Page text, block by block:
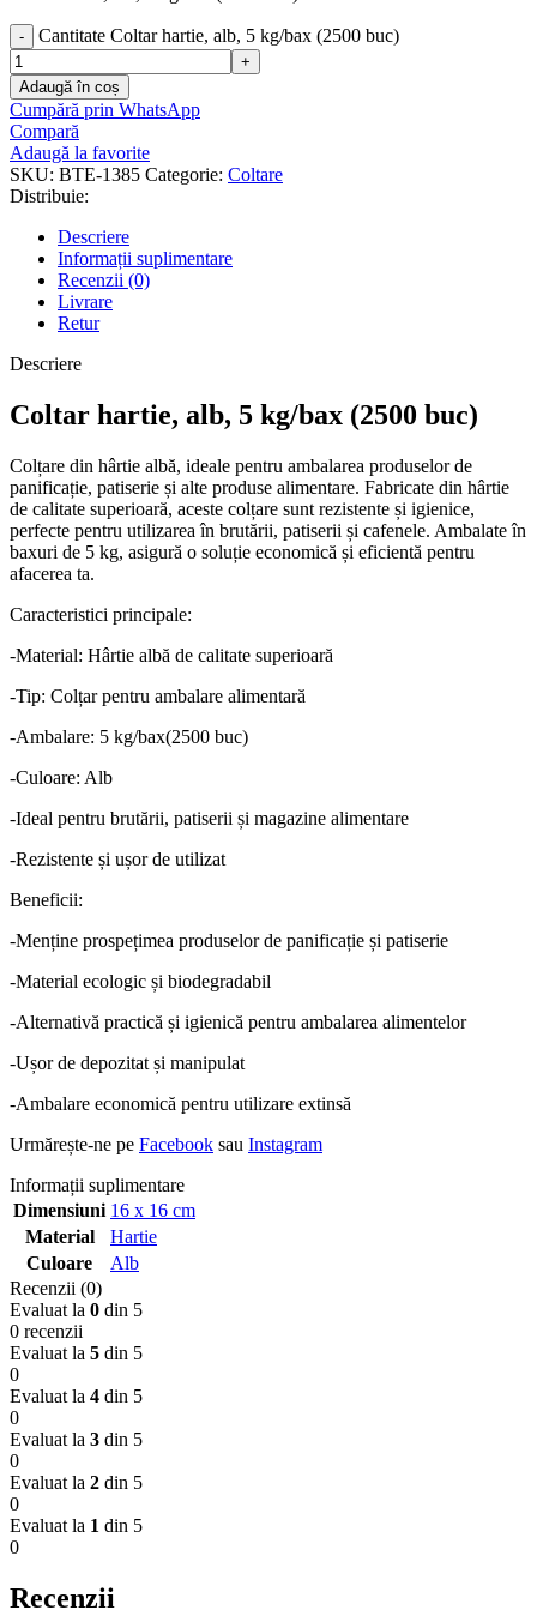
Cantitate Coltar hartie, alb, 5 kg/bax (2500 buc)
Adaugă în coș
Cumpără prin WhatsApp
Compară
Adaugă la favorite
SKU: BTE-1385 Categorie: Coltare
Distribuie:
Descriere
Informații suplimentare
Recenzii (0)
Livrare
Retur
Descriere
Coltar hartie, alb, 5 kg/bax (2500 buc)
Colțare din hârtie albă, ideale pentru ambalarea produselor de
panificație, patiserie și alte produse alimentare. Fabricate din hârtie
de calitate superioară, aceste colțare sunt rezistente și igienice,
perfecte pentru utilizarea în brutării, patiserii și cafenele. Ambalate în
baxuri de 5 kg, asigură o soluție economică și eficientă pentru
afacerea ta.
Caracteristici principale:
-Material: Hârtie albă de calitate superioară
-Tip: Colțar pentru ambalare alimentară
-Ambalare: 5 kg/bax(2500 buc)
-Culoare: Alb
-Ideal pentru brutării, patiserii și magazine alimentare
-Rezistente și ușor de utilizat
Beneficii:
-Menține prospețimea produselor de panificație și patiserie
-Material ecologic și biodegradabil
-Alternativă practică și igienică pentru ambalarea alimentelor
-Ușor de depozitat și manipulat
-Ambalare economică pentru utilizare extinsă
Urmărește-ne pe Facebook sau Instagram
Informații suplimentare
Dimensiuni 16 x 16 cm
Material
Hartie
Culoare
Alb
Recenzii (0)
Evaluat la 0 din 5
0 recenzii
Evaluat la 5 din 5
0
Evaluat la 4 din 5
0
Evaluat la 3 din 5
0
Evaluat la 2 din 5
0
Evaluat la 1 din 5
0
Recenzii